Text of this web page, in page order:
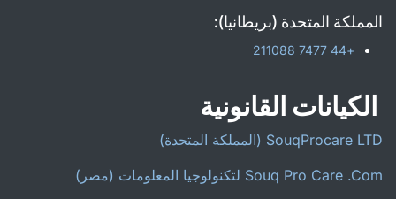
المملكة المتحدة (بريطانيا):
+44 7477 211088
الكيانات القانونية
SouqProcare LTD (المملكة المتحدة)
Souq Pro Care .Com لتكنولوجيا المعلومات (مصر)